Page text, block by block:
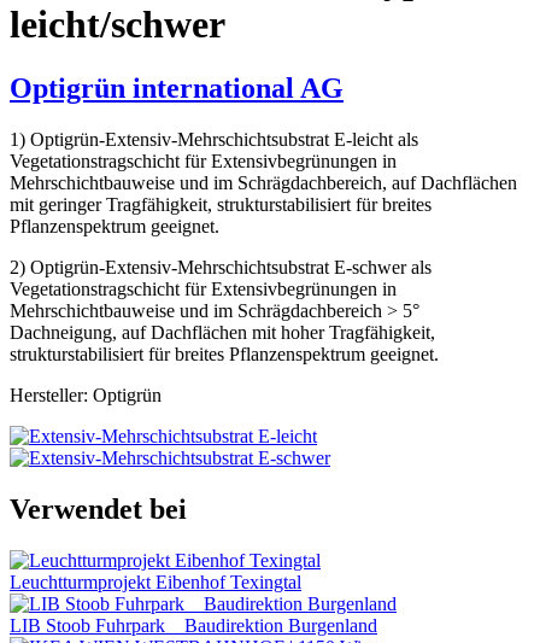
leicht/schwer
Optigrün international AG
1) Optigrün-Extensiv-Mehrschichtsubstrat E-leicht als
Vegetationstragschicht für Extensivbegrünungen in
Mehrschichtbauweise und im Schrägdachbereich, auf Dachflächen
mit geringer Tragfähigkeit, strukturstabilisiert für breites
Pflanzenspektrum geeignet.
2) Optigrün-Extensiv-Mehrschichtsubstrat E-schwer als
Vegetationstragschicht für Extensivbegrünungen in
Mehrschichtbauweise und im Schrägdachbereich ˃ 5°
Dachneigung, auf Dachflächen mit hoher Tragfähigkeit,
strukturstabilisiert für breites Pflanzenspektrum geeignet.
Hersteller: Optigrün
Verwendet bei
Leuchtturmprojekt Eibenhof Texingtal
LIB Stoob Fuhrpark _ Baudirektion Burgenland